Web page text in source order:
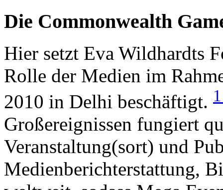
Die Commonwealth
Hier setzt Eva Wildhardts
Rolle der Medien im
2010 in Delhi beschäftigt.
Großereignissen fungiert
Veranstaltung(sort) und
Medienberichterstattung,